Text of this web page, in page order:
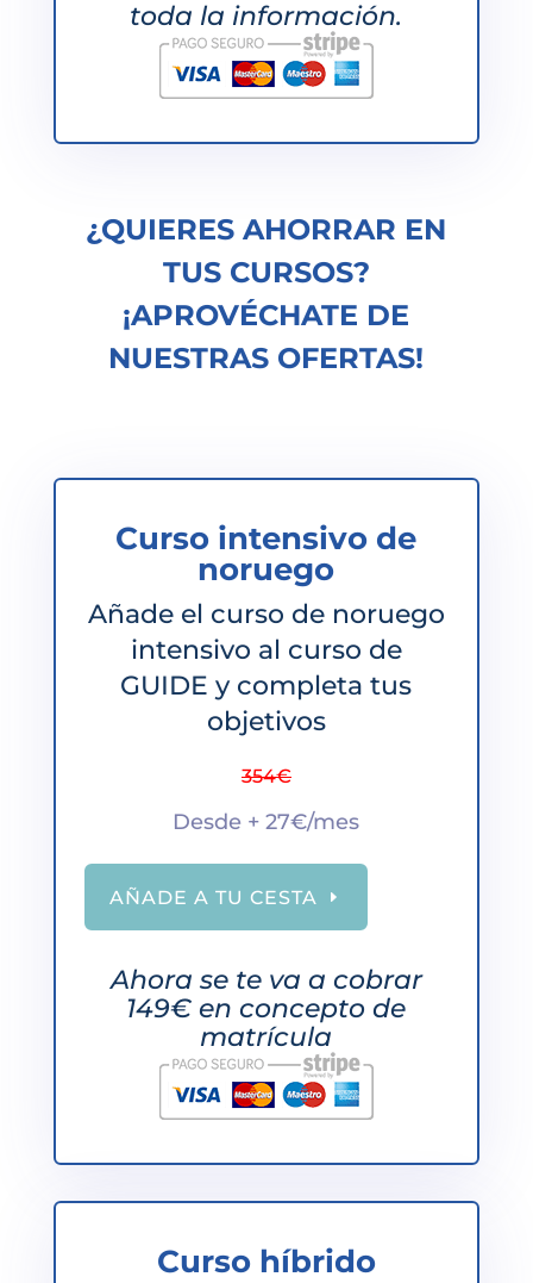
toda la información.
¿QUIERES AHORRAR EN
TUS CURSOS?
¡APROVÉCHATE DE
NUESTRAS OFERTAS!
Curso intensivo de
noruego
Añade el curso de noruego
intensivo al curso de
GUIDE y completa tus
objetivos
354€
Desde + 27€/mes
AÑADE A TU CESTA
Ahora se te va a cobrar
149€ en concepto de
matrícula
Curso híbrido